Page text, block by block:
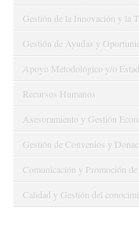
Gestión de la Innovación y la
Gestión de Ayudas y
Apoyo Metodológico y/o
Recursos Humanos
Asesoramiento y Gestión
Gestión de Convenios y
Comunicación y Promoción
Calidad y Gestión del